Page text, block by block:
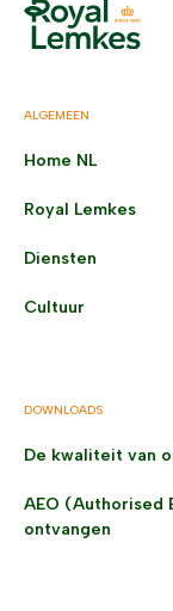
ALGEMEEN
Home NL
Royal Lemkes
Diensten
Cultuur
DOWNLOADS
De kwaliteit van
AEO (Authorised
ontvangen